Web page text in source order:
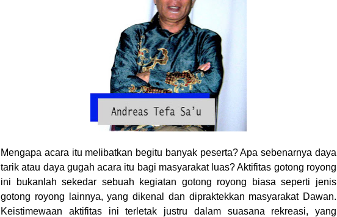
Mengapa acara itu melibatkan begitu banyak peserta? Apa sebenarnya daya
tarik atau daya gugah acara itu bagi masyarakat luas? Aktifitas gotong royong
ini bukanlah sekedar sebuah kegiatan gotong royong biasa seperti jenis
gotong royong lainnya, yang dikenal dan dipraktekkan masyarakat Dawan.
Keistimewaan aktifitas ini terletak justru dalam suasana rekreasi, yang